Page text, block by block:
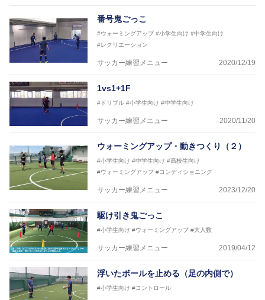
番号鬼ごっこ
#ウォーミングアップ #小学生向け #中学生向け
#レクリエーション
サッカー練習メニュー 2020/12/19
1vs1+1F
#ドリブル #小学生向け #中学生向け
サッカー練習メニュー 2020/11/20
ウォーミングアップ・動きつくり（２）
#小学生向け #中学生向け #高校生向け
#ウォーミングアップ #コンディショニング
サッカー練習メニュー 2023/12/20
駆け引き鬼ごっこ
#小学生向け #ウォーミングアップ #大人数
サッカー練習メニュー 2019/04/12
浮いたボールを止める（足の内側で）
#小学生向け #コントロール